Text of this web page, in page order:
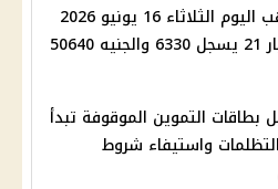
أسعار الذهب اليوم الثلاثاء 16 يونيو 2026
تستقر وعيار 21 يسجل 6330 والجنيه 50640
بطاقات التموين الموقوفة تبدأ
واستيفاء شروط